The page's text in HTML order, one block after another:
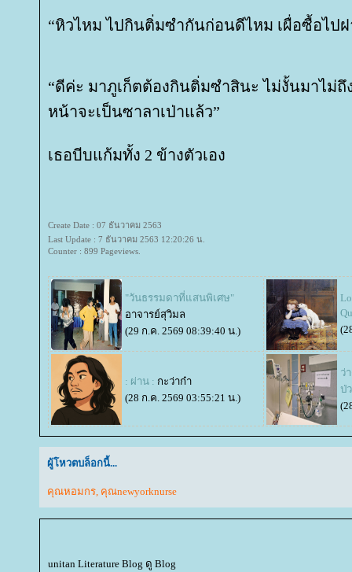
“หิวไหม ไปกินติ่มซำกันก่อนดีไหม เผื่อซื้อไป
“ดีค่ะ มาภูเก็ตต้องกินติ่มซำสินะ ไม่งั้นมาไม่
หน้าจะเป็นซาลาเป่าแล้ว”
เธอบีบแก้มทั้ง 2 ข้างตัวเอง
Create Date : 07 ธันวาคม 2563
Last Update : 7 ธันวาคม 2563 12:20:26 น.
Counter : 899 Pageviews.
"วันธรรมดาที่แสนพิเศษ"
อาจารย์สุวิมล
(29 ก.ค. 2569 08:39:40 น.)
: ผ่าน : กะว่าก๋า
(28 ก.ค. 2569 03:55:21 น.)
ว่
ผู้โหวตบล็อกนี้...
คุณหอมกร, คุณnewyorknurse
unitan Literature Blog ดู Blog